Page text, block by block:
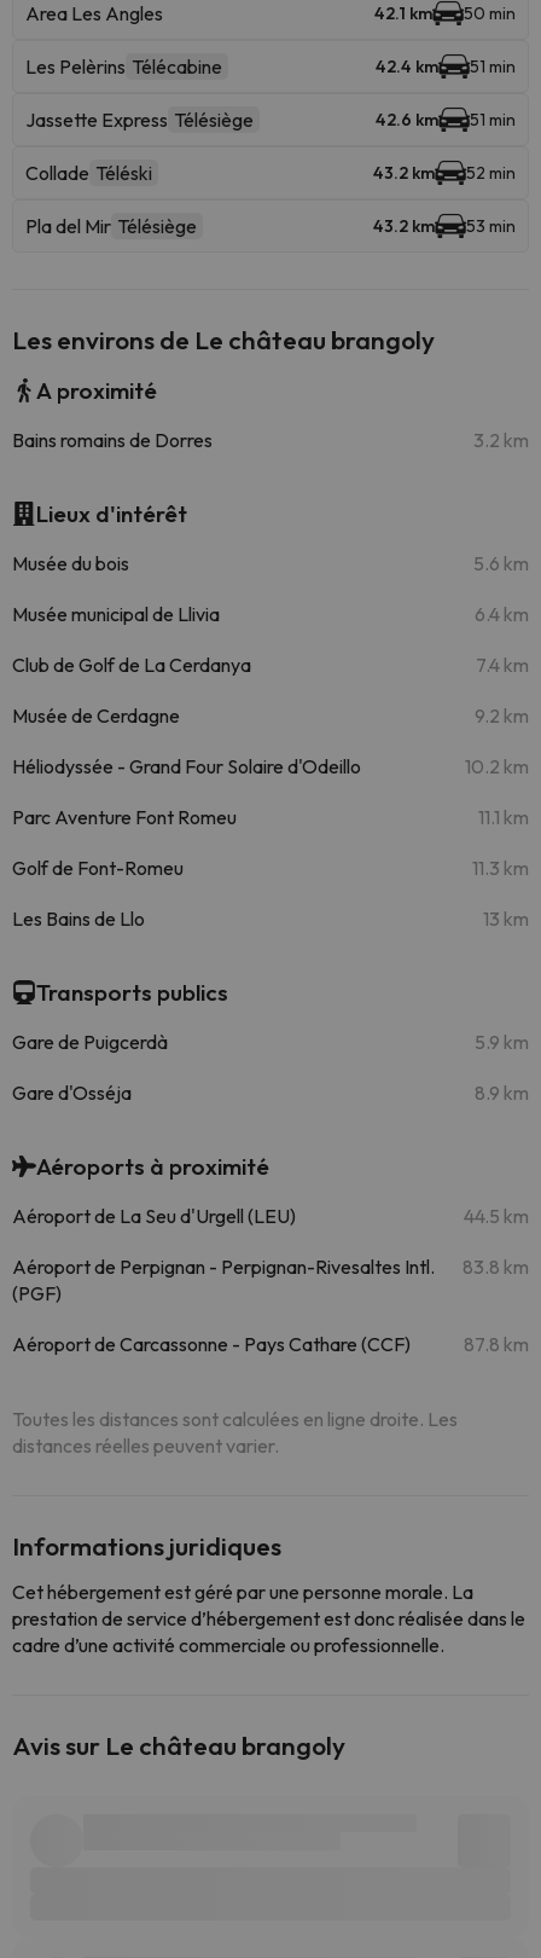
Area Les Angles 42.1 km 50 min
Les Pelèrins Télécabine 42.4 km 51 min
Jassette Express Télésiège 42.6 km 51 min
Collade Téléski 43.2 km 52 min
Pla del Mir Télésiège 43.2 km 53 min
Les environs de Le château brangoly
A proximité
Bains romains de Dorres 3.2 km
Lieux d'intérêt
Musée du bois 5.6 km
Musée municipal de Llivia 6.4 km
Club de Golf de La Cerdanya 7.4 km
Musée de Cerdagne 9.2 km
Héliodyssée - Grand Four Solaire d'Odeillo 10.2 km
Parc Aventure Font Romeu 11.1 km
Golf de Font-Romeu 11.3 km
Les Bains de Llo 13 km
Transports publics
Gare de Puigcerdà 5.9 km
Gare d'Osséja 8.9 km
Aéroports à proximité
Aéroport de La Seu d'Urgell (LEU) 44.5 km
Aéroport de Perpignan - Perpignan-Rivesaltes Intl.
(PGF)
83.8 km
Aéroport de Carcassonne - Pays Cathare (CCF) 87.8 km
Toutes les distances sont calculées en ligne droite. Les
distances réelles peuvent varier.
Informations juridiques
Cet hébergement est géré par une personne morale. La
prestation de service d’hébergement est donc réalisée dans le
cadre d’une activité commerciale ou professionnelle.
Avis sur Le château brangoly